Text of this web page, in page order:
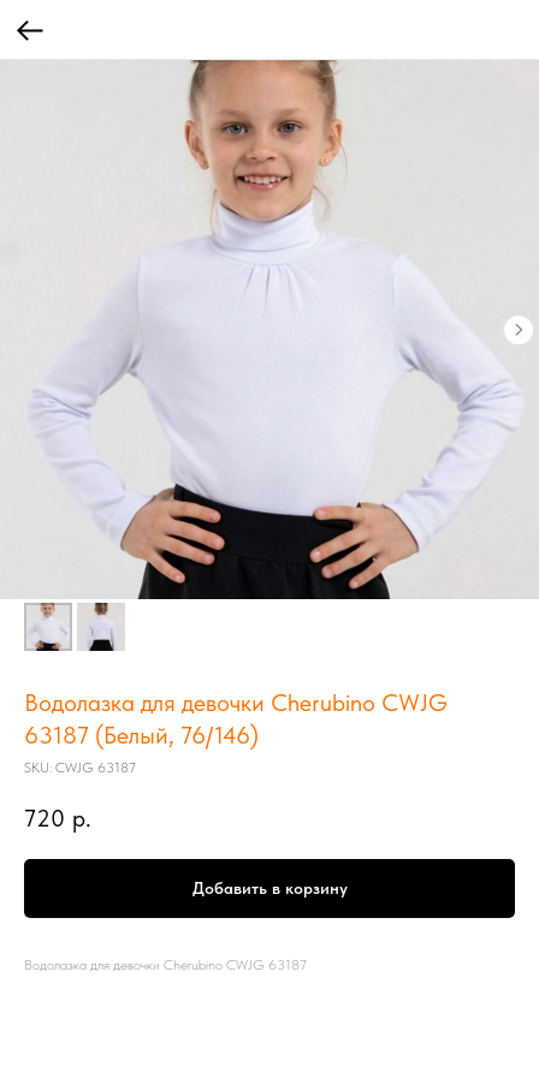
Водолазка для девочки Cherubino CWJG
63187 (Белый, 76/146)
SKU: CWJG 63187
720 р.
Добавить в корзину
Водолазка для девочки Cherubino CWJG 63187